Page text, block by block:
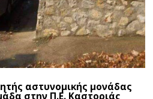
αστυνομικής μονάδας
στην Π.Ε. Καστοριάς